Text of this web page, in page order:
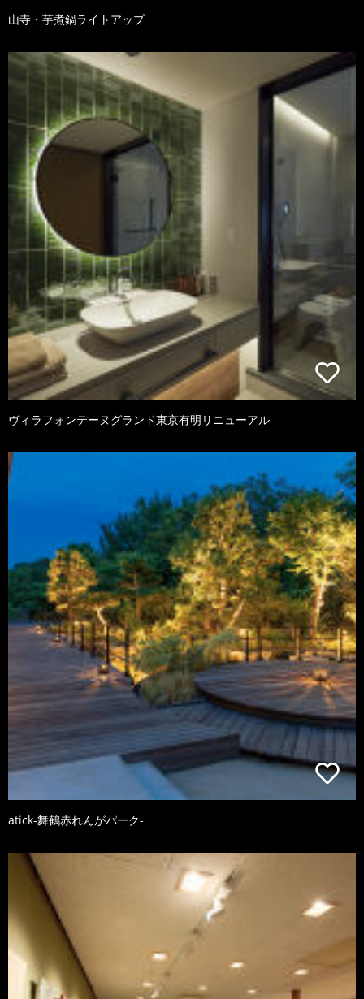
山寺・芋煮鍋ライトアップ
ヴィラフォンテーヌグランド東京有明リニューアル
atick-舞鶴赤れんがパーク-